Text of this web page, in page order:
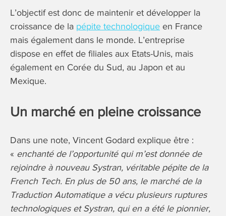
L’objectif est donc de maintenir et développer la
croissance de la pépite technologique en France
mais également dans le monde. L’entreprise
dispose en effet de filiales aux Etats-Unis, mais
également en Corée du Sud, au Japon et au
Mexique.
Un marché en pleine croissance
Dans une note, Vincent Godard explique être :
« enchanté de l’opportunité qui m’est donnée de
rejoindre à nouveau Systran, véritable pépite de la
French Tech. En plus de 50 ans, le marché de la
Traduction Automatique a vécu plusieurs ruptures
technologiques et Systran, qui en a été le pionnier,